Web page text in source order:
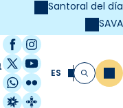
Santoral del día
SAVA
Facebook
Instagram
X / Twitter
YouTube
WhatsApp
Flickr
Radio Estel
Catalunya
ES Buscar